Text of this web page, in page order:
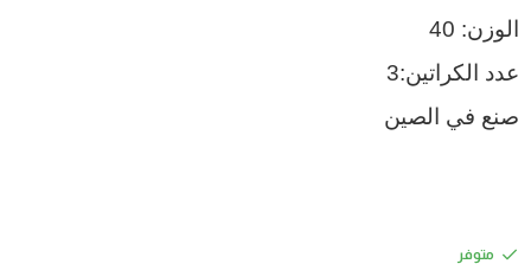
الوزن: 40
عدد الكراتين:3
صنع في الصين
متوفر